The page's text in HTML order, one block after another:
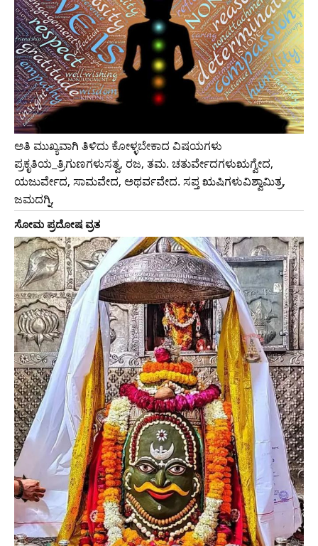
ಅತಿ ಮುಖ್ಯವಾಗಿ ತಿಳಿದು ಕೋಳ್ಳಬೇಕಾದ ವಿಷಯಗಳು
ಪ್ರಕೃತಿಯ_ತ್ರಿಗುಣಗಳುಸತ್ವ, ರಜ, ತಮ. ಚತುರ್ವೇದಗಳುಋಗ್ವೇದ,
ಯಜುರ್ವೇದ, ಸಾಮವೇದ, ಅಥರ್ವವೇದ. ಸಪ್ತ ಋಷಿಗಳುವಿಶ್ವಾಮಿತ್ರ,
ಜಮದಗ್ನಿ,
ಸೋಮ ಪ್ರದೋಷ ವ್ರತ